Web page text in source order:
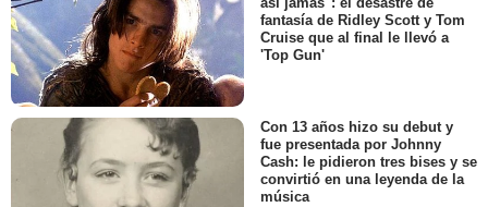
fantasía de Ridley Scott y Tom
Cruise que al final le llevó a
'Top Gun'
Con 13 años hizo su debut y
fue presentada por Johnny
Cash: le pidieron tres bises y se
convirtió en una leyenda de la
música